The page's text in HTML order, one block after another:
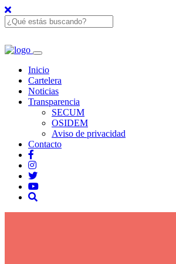
Inicio
Cartelera
Noticias
Transparencia
SECUM
OSIDEM
Aviso de privacidad
Contacto